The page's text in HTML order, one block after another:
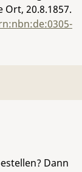
20.8.1857.
Dann